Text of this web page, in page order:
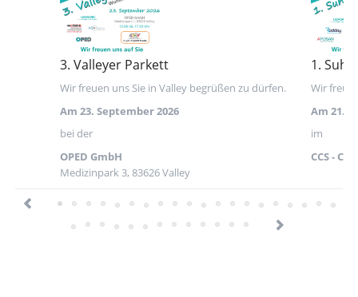
3. Valleyer Parkett
Wir freuen uns Sie in Valley begrüßen zu dürfen.
Am 23. September 2026
bei der
OPED GmbH
Medizinpark 3, 83626 Valley
1.
Wir
Am 21.
im
CCS -